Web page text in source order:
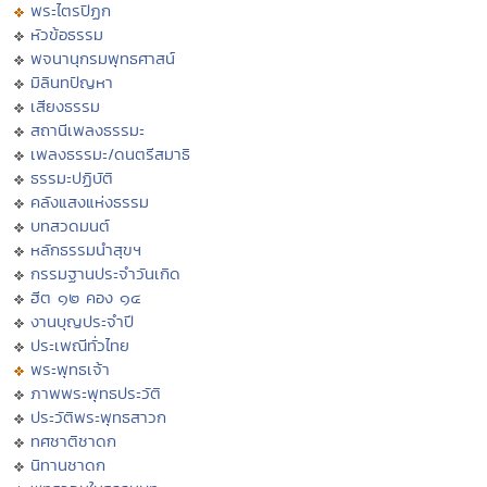
พระไตรปิฏก
หัวข้อธรรม
พจนานุกรมพุทธศาสน์
มิลินทปัญหา
เสียงธรรม
สถานีเพลงธรรมะ
เพลงธรรมะ/ดนตรีสมาธิ
ธรรมะปฏิบัติ
คลังแสงแห่งธรรม
บทสวดมนต์
หลักธรรมนำสุขฯ
กรรมฐานประจำวันเกิด
ฮีต ๑๒ คอง ๑๔
งานบุญประจำปี
ประเพณีทั่วไทย
พระพุทธเจ้า
ภาพพระพุทธประวัติ
ประวัติพระพุทธสาวก
ทศชาติชาดก
นิทานชาดก